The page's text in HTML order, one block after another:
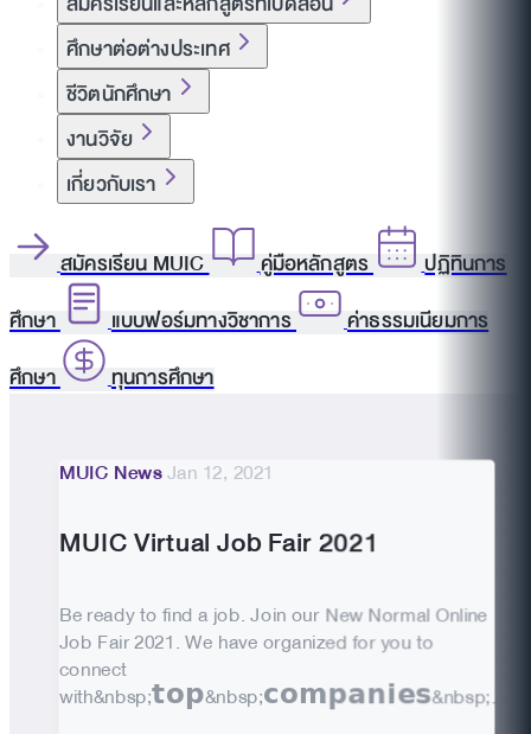
ศึกษาต่อต่างประเทศ
ชีวิตนักศึกษา
งานวิจัย
เกี่ยวกับเรา
สมัครเรียน MUIC คู่มือหลักสูตร
ปฏิทินการ
ศึกษา
แบบฟอร์มทางวิชาการ
ค่าธรรมเนียมการ
ศึกษา
ทุนการศึกษา
MUIC NewsJan 12, 2021
MUIC Virtual Job Fair 2021
Be ready to find a job. Join our New Normal Online
Job Fair 2021. We have organized for you to
connect
with&nbsp;𝘁𝗼𝗽&nbsp;𝗰𝗼𝗺𝗽𝗮𝗻𝗶𝗲𝘀&nbsp;...